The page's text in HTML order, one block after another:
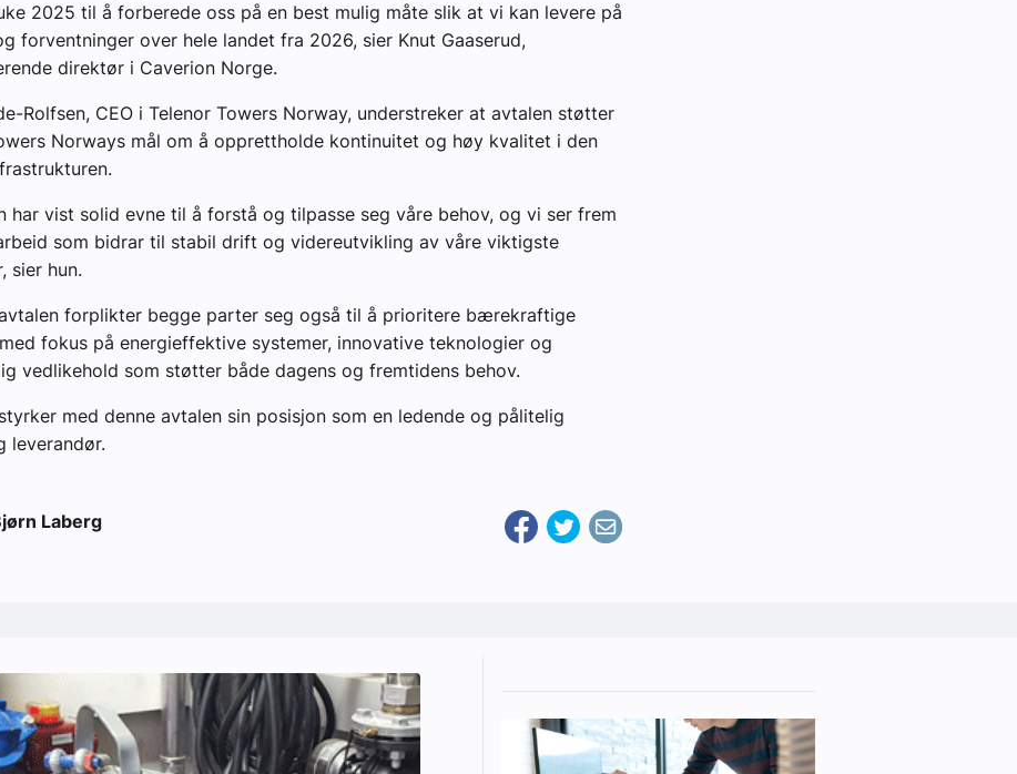
2025 til å forberede oss på en best mulig måte slik at vi kan levere på
forventninger over hele landet fra 2026, sier Knut Gaaserud,
direktør i Caverion Norge.
Rolfsen, CEO i Telenor Towers Norway, understreker at avtalen støtter
Norways mål om å opprettholde kontinuitet og høy kvalitet i den
har vist solid evne til å forstå og tilpasse seg våre behov, og vi ser frem
som bidrar til stabil drift og videreutvikling av våre viktigste
sier hun.
forplikter begge parter seg også til å prioritere bærekraftige
fokus på energieffektive systemer, innovative teknologier og
vedlikehold som støtter både dagens og fremtidens behov.
med denne avtalen sin posisjon som en ledende og pålitelig
leverandør.
Laberg